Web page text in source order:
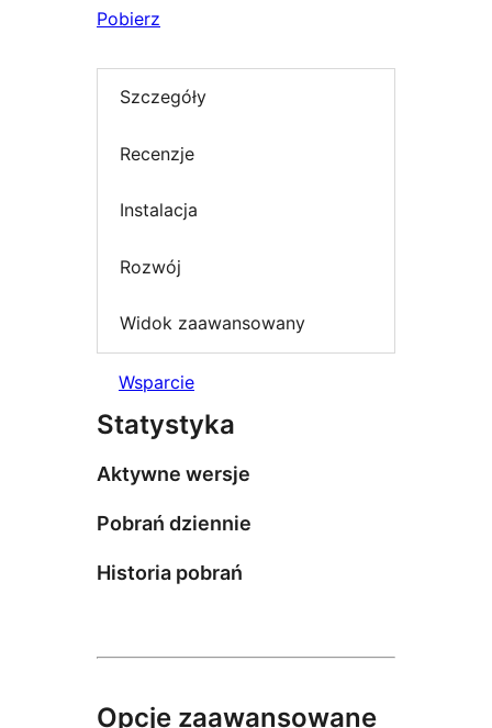
Pobierz
Szczegóły
Recenzje
Instalacja
Rozwój
Widok zaawansowany
Wsparcie
Statystyka
Aktywne wersje
Pobrań dziennie
Historia pobrań
Opcje zaawansowane